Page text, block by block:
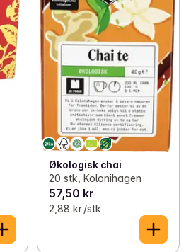
Økologisk chai
20 stk, Kolonihagen
57,50 kr
2,88 kr /stk